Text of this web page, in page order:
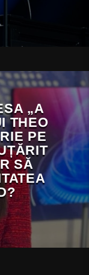
„A
THEO
PE
SĂ